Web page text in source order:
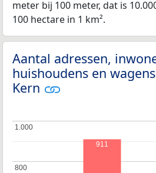
meter bij 100 meter, dat is
100 hectare in 1 km².
Aantal adressen,
huishoudens en
Kern
800
800
1.000
1.000
911